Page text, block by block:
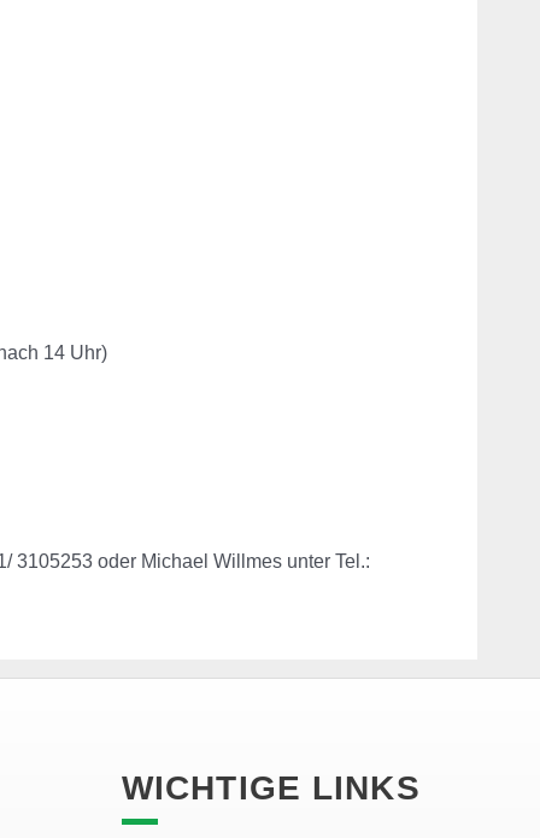
14 Uhr)
3105253 oder Michael Willmes unter Tel.:
WICHTIGE LINKS